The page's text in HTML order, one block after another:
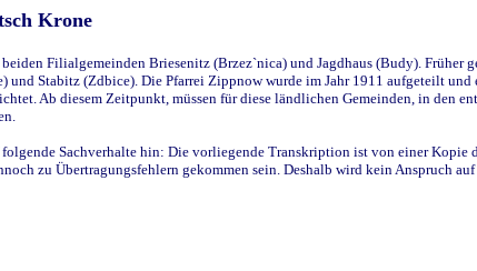
Krone
Filialgemeinden Briesenitz (Brzez`nica) und Jagdhaus (Budy). Früher
Stabitz (Zdbice). Die Pfarrei Zippnow wurde im Jahr 1911 aufgeteilt
Ab diesem Zeitpunkt, müssen für diese ländlichen Gemeinden, in den
Sachverhalte hin: Die vorliegende Transkription ist von einer
zu Übertragungsfehlern gekommen sein. Deshalb wird kein Anspruch auf